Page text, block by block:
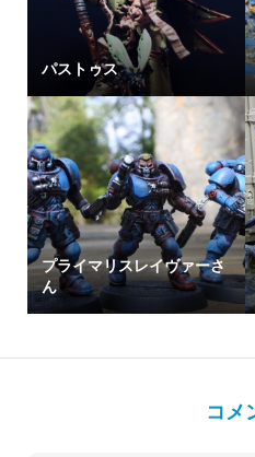
パストゥス
プライマリスレイヴァーさ
ん
コメ